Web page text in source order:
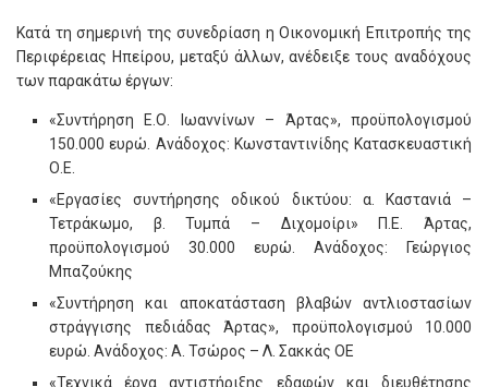
Κατά τη σημερινή της συνεδρίαση η Οικονομική Επιτροπής της
Περιφέρειας Ηπείρου, μεταξύ άλλων, ανέδειξε τους αναδόχους
των παρακάτω έργων:
«Συντήρηση Ε.Ο. Ιωαννίνων – Άρτας», προϋπολογισμού
150.000 ευρώ. Ανάδοχος: Κωνσταντινίδης Κατασκευαστική
Ο.Ε.
«Εργασίες συντήρησης οδικού δικτύου: α. Καστανιά –
Τετράκωμο, β. Τυμπά – Διχομοίρι» Π.Ε. Άρτας,
προϋπολογισμού 30.000 ευρώ. Ανάδοχος: Γεώργιος
Μπαζούκης
«Συντήρηση και αποκατάσταση βλαβών αντλιοστασίων
στράγγισης πεδιάδας Άρτας», προϋπολογισμού 10.000
ευρώ. Ανάδοχος: Α. Τσώρος – Λ. Σακκάς ΟΕ
«Τεχνικά έργα αντιστήριξης εδαφών και διευθέτησης